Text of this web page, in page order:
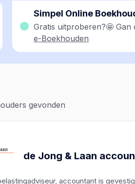
Simpel Online
Gratis uitproberen?🤩 Gan
e-Boekhouden
gevonden
de Jong & Laan
accountant is